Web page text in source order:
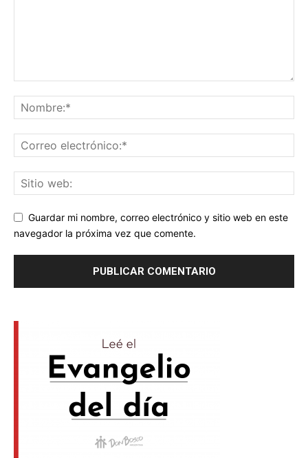
Guardar mi nombre, correo electrónico y sitio web en este
navegador la próxima vez que comente.